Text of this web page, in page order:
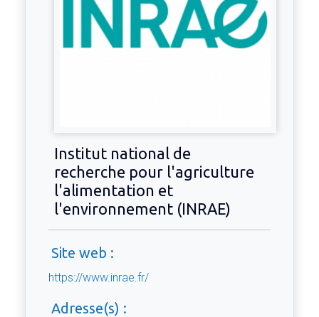
Institut national de
recherche pour l'agriculture
l'alimentation et
l'environnement (INRAE)
Site web :
https://www.inrae.fr/
Adresse(s) :